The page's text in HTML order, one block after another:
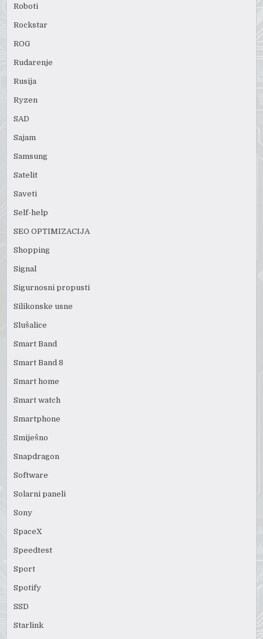
Roboti
Rockstar
ROG
Rudarenje
Rusija
Ryzen
SAD
Sajam
Samsung
Satelit
Saveti
Self-help
SEO OPTIMIZACIJA
Shopping
Signal
Sigurnosni propusti
Silikonske usne
Slušalice
Smart Band
Smart Band 8
Smart home
Smart watch
Smartphone
Smiješno
Snapdragon
Software
Solarni paneli
Sony
SpaceX
Speedtest
Sport
Spotify
SSD
Starlink